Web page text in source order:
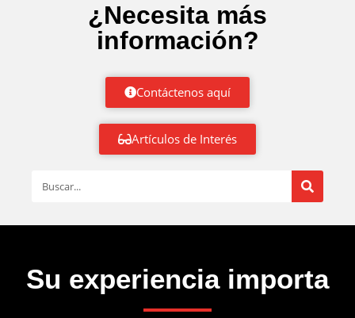
¿Necesita más
información?
Contáctenos aquí
Artículos de Interés
Su experiencia importa